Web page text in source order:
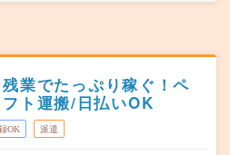
残業でたっぷり稼ぐ！ペ
ト運搬/日払いOK
OK 派遣